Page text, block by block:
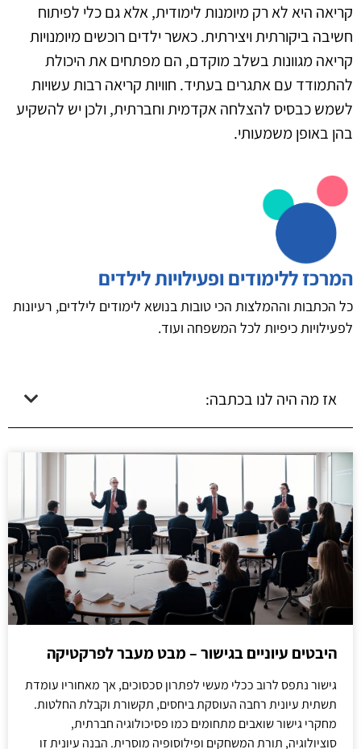
קריאה היא לא רק מיומנות לימודית, אלא גם כלי לפיתוח
חשיבה ביקורתית ויצירתית. כאשר ילדים רוכשים מיומנויות
קריאה מגוונות בשלב מוקדם, הם מפתחים את היכולת
להתמודד עם אתגרים בעתיד. חוויות קריאה רבות עשויות
לשמש כבסיס להצלחה אקדמית וחברתית, ולכן יש להשקיע
בהן באופן משמעותי.
המרכז ללימודים ופעילויות לילדים
כל הכתבות וההמלצות הכי טובות בנושא לימודים לילדים, רעיונות
לפעילויות כיפיות לכל המשפחה ועוד.
אז מה היה לנו בכתבה:
היבטים עיוניים בגישור – מבט מעבר לפרקטיקה
גישור נתפס לרוב ככלי מעשי לפתרון סכסוכים, אך מאחוריו עומדת
תשתית עיונית רחבה העוסקת ביחסים, תקשורת וקבלת החלטות.
מחקרי גישור שואבים מתחומים כמו פסיכולוגיה חברתית,
סוציולוגיה, תורת המשחקים ופילוסופיה מוסרית. הבנה עיונית זו